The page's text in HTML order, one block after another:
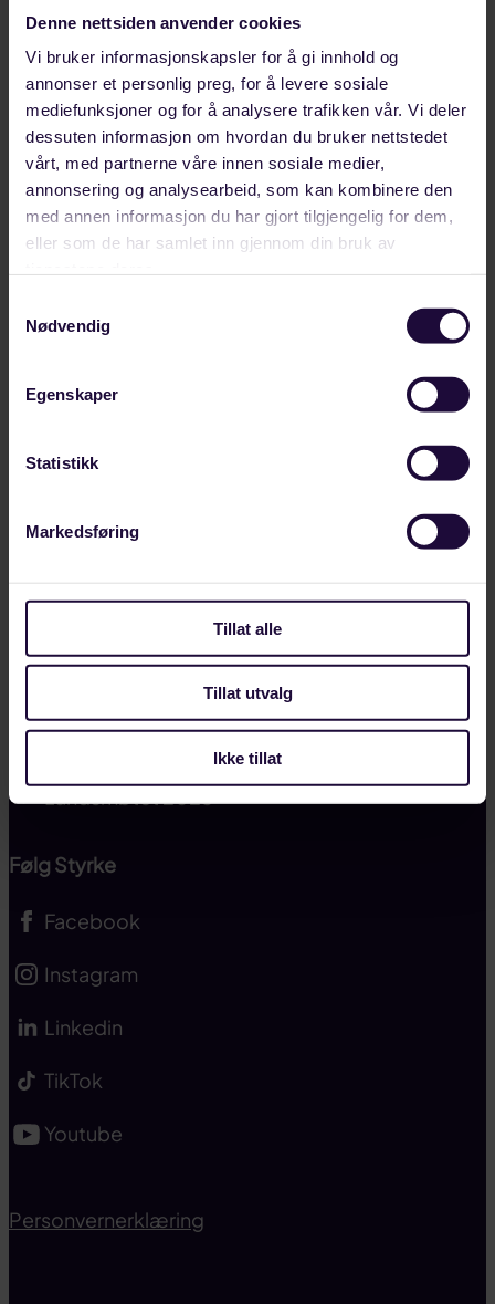
Denne nettsiden anvender cookies
Vi bruker informasjonskapsler for å gi innhold og
annonser et personlig preg, for å levere sosiale
mediefunksjoner og for å analysere trafikken vår. Vi deler
dessuten informasjon om hvordan du bruker nettstedet
vårt, med partnerne våre innen sosiale medier,
annonsering og analysearbeid, som kan kombinere den
med annen informasjon du har gjort tilgjengelig for dem,
eller som de har samlet inn gjennom din bruk av
Nødvendig
Egenskaper
Statistikk
Markedsføring
Tillat alle
Tillat utvalg
Ikke tillat
facebook
linkedin
Kontakt
22 03 22 00
post@styrke.no
Nyheter
HMS
Tariffavtaler
Mitt medlemskap
Følg Styrke
Facebook
Instagram
Linkedin
TikTok
Youtube
Personvernerklæring